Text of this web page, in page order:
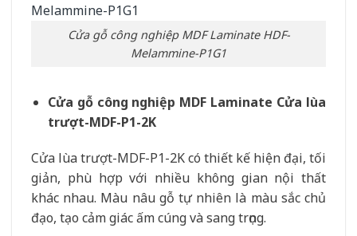
Cửa gỗ công nghiệp MDF Laminate HDF-
Melammine-P1G1
Cửa gỗ công nghiệp MDF Laminate Cửa lùa
trượt-MDF-P1-2K
Cửa lùa trượt-MDF-P1-2K có thiết kế hiện đại, tối
giản, phù hợp với nhiều không gian nội thất
khác nhau. Màu nâu gỗ tự nhiên là màu sắc chủ
đạo, tạo cảm giác ấm cúng và sang trọng.